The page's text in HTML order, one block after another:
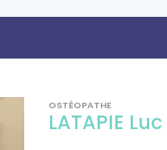
OSTÉOPATHE
LATAPIE Luc